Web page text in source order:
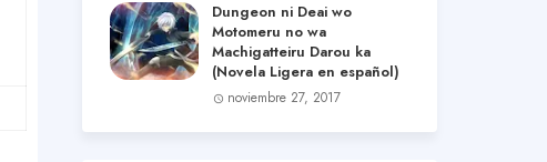
Dungeon ni Deai wo
Motomeru no wa
Machigatteiru Darou ka
(Novela Ligera en español)
noviembre 27, 2017